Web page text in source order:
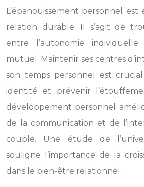
L’épanouissement personnel est
relation durable. Il s’agit de
entre l’autonomie individuelle
mutuel. Maintenir ses centres
son temps personnel est
identité et prévenir
développement personnel
de la communication et de
couple. Une étude de
souligne l’importance de la
dans le bien-être relationnel.